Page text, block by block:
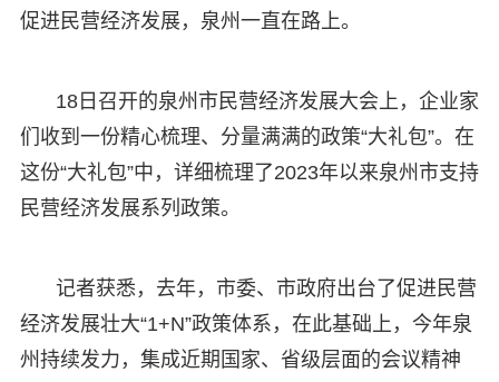
促进民营经济发展，泉州一直在路上。
18日召开的泉州市民营经济发展大会上，企业家
们收到一份精心梳理、分量满满的政策“大礼包”。在
这份“大礼包”中，详细梳理了2023年以来泉州市支持
民营经济发展系列政策。
记者获悉，去年，市委、市政府出台了促进民营
经济发展壮大“1+N”政策体系，在此基础上，今年泉
州持续发力，集成近期国家、省级层面的会议精神